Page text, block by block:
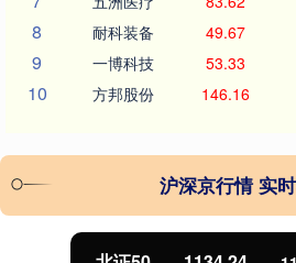
8 耐科装备 49.67
9 一博科技 53.33
10 方邦股份 146.16
沪深京行情 实